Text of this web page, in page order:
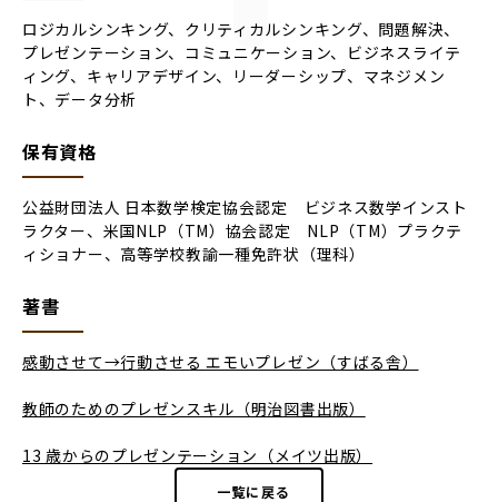
ロジカルシンキング、クリティカルシンキング、問題解決、
プレゼンテーション、コミュニケーション、ビジネスライテ
ィング、キャリアデザイン、リーダーシップ、マネジメン
ト、データ分析
保有資格
公益財団法人 日本数学検定協会認定 ビジネス数学インスト
ラクター、米国NLP（TM）協会認定 NLP（TM）プラクテ
ィショナー、高等学校教諭一種免許状（理科）
著書
感動させて→行動させる エモいプレゼン（すばる舎）
教師のためのプレゼンスキル（明治図書出版）
13 歳からのプレゼンテーション（メイツ出版）
一覧に戻る